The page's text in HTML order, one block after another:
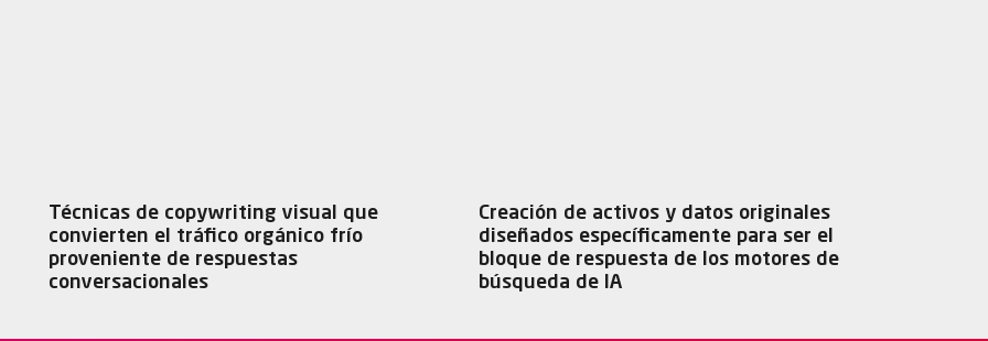
Técnicas de copywriting visual que
convierten el tráfico orgánico frío
proveniente de respuestas
conversacionales
Creación de activos y datos originales
diseñados específicamente para ser el
bloque de respuesta de los motores de
búsqueda de IA